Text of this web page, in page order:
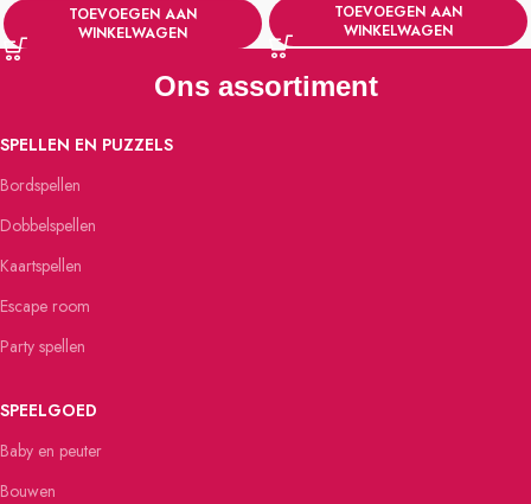
TOEVOEGEN AAN
WINKELWAGEN
TOEVOEGEN AAN
WINKELWAGEN
Ons assortiment
SPELLEN EN PUZZELS
Bordspellen
Dobbelspellen
Kaartspellen
Escape room
Party spellen
SPEELGOED
Baby en peuter
Bouwen